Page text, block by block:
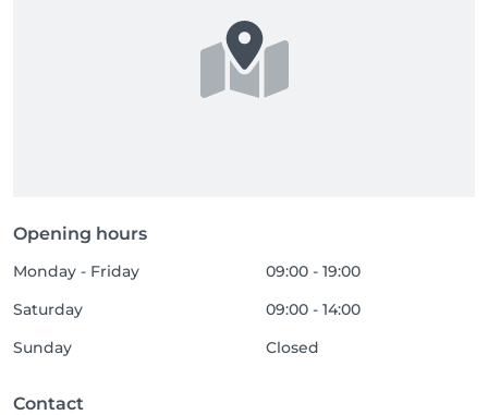
Opening hours
Monday - Friday
09:00 - 19:00
Saturday
09:00 - 14:00
Sunday
Closed
Contact